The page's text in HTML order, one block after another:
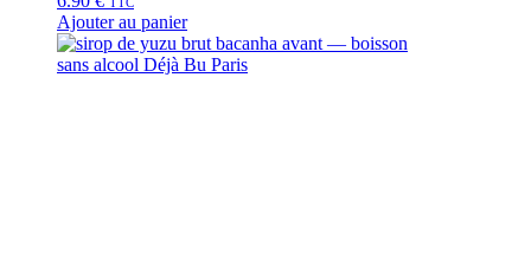
Ajouter au panier